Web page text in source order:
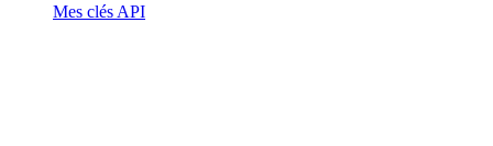
Mes clés API